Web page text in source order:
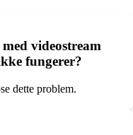
videostream
fungerer?
dette problem.